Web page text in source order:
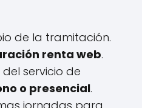
de la tramitación.
renta web.
del servicio de
o presencial.